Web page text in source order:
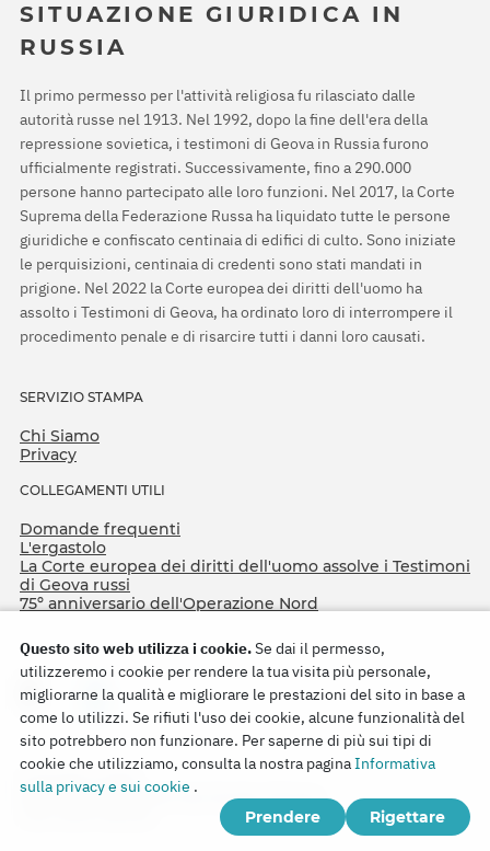
SITUAZIONE GIURIDICA IN
RUSSIA
Il primo permesso per l'attività religiosa fu rilasciato dalle
autorità russe nel 1913. Nel 1992, dopo la fine dell'era della
repressione sovietica, i testimoni di Geova in Russia furono
ufficialmente registrati. Successivamente, fino a 290.000
persone hanno partecipato alle loro funzioni. Nel 2017, la Corte
Suprema della Federazione Russa ha liquidato tutte le persone
giuridiche e confiscato centinaia di edifici di culto. Sono iniziate
le perquisizioni, centinaia di credenti sono stati mandati in
prigione. Nel 2022 la Corte europea dei diritti dell'uomo ha
assolto i Testimoni di Geova, ha ordinato loro di interrompere il
procedimento penale e di risarcire tutti i danni loro causati.
SERVIZIO STAMPA
Chi Siamo
Privacy
COLLEGAMENTI UTILI
Domande frequenti
L'ergastolo
La Corte europea dei diritti dell'uomo assolve i Testimoni
di Geova russi
75º anniversario dell'Operazione Nord
Copyright © 2026
Watch Tower Bible and Tract Society of Korea.
Questo sito web utilizza i cookie.Se dai il permesso,
utilizzeremo i cookie per rendere la tua visita più personale,
migliorarne la qualità e migliorare le prestazioni del sito in base a
come lo utilizzi. Se rifiuti l'uso dei cookie, alcune funzionalità del
sito potrebbero non funzionare. Per saperne di più sui tipi di
cookie che utilizziamo, consulta la nostra paginaInformativa
sulla privacy e sui cookie .
Prendere
Rigettare